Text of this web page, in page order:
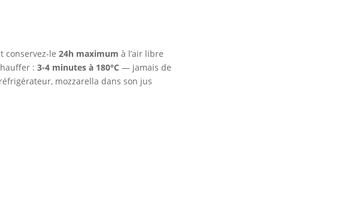
conservez-le 24h maximum à l’air libre
: 3-4 minutes à 180°C — jamais de
mozzarella dans son jus